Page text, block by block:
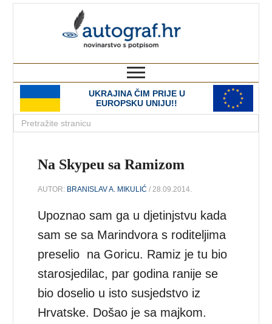
UKRAJINA ČIM PRIJE U
EUROPSKU UNIJU!!
Na Skypeu sa Ramizom
AUTOR: BRANISLAV A. MIKULIĆ / 28.09.2014.
Upoznao sam ga u djetinjstvu kada
sam se sa Marindvora s roditeljima
preselio na Goricu. Ramiz je tu bio
starosjedilac, par godina ranije se
bio doselio u isto susjedstvo iz
Hrvatske. Došao je sa majkom.